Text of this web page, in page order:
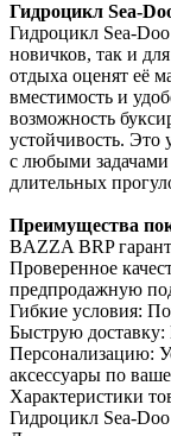
Гидроцикл Sea-
Гидроцикл Sea-
новичков, так и
отдыха оценят её
вместимость и
возможность
устойчивость. Это
с любыми задачами
длительных
Преимущества
BAZZA BRP
Проверенное
предпродажную
Гибкие условия:
Быструю
Персонализацию:
аксессуары по
Характеристики
Гидроцикл Sea-